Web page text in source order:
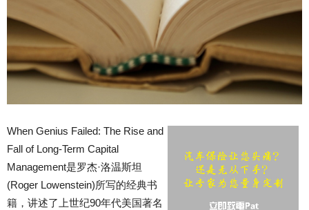
When Genius Failed: The Rise and
Fall of Long-Term Capital
Management是罗杰·洛温斯坦
(Roger Lowenstein)所写的经典书
籍，讲述了上世纪90年代美国著名